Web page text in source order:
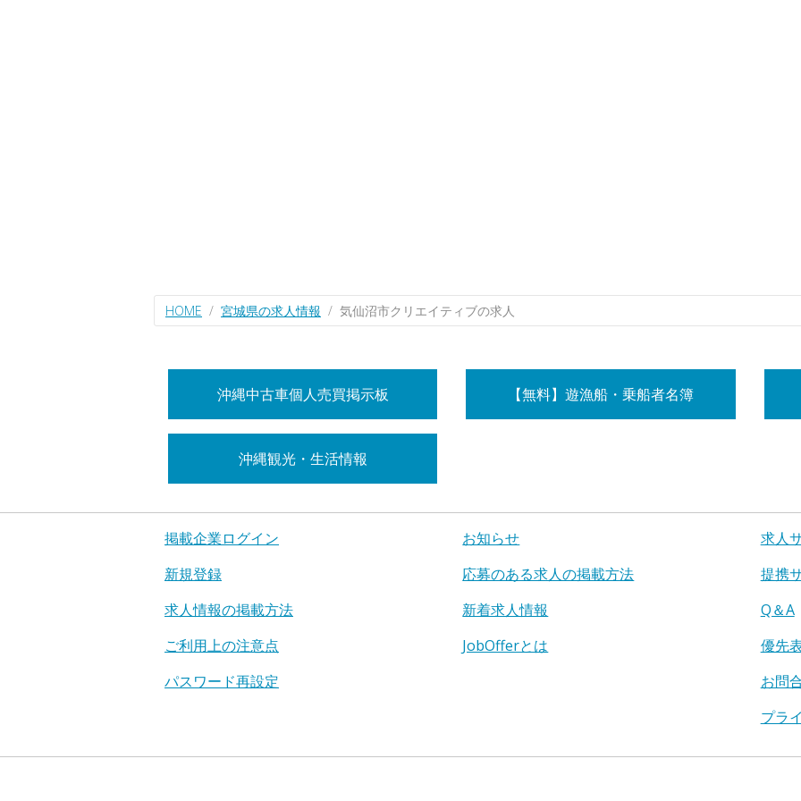
HOME 宮城県の求人情報 気仙沼市クリエイティブの求人
沖縄中古車個人売買掲示板 【無料】遊漁船・乗船者名簿
沖縄観光・生活情報
掲載企業ログイン
新規登録
求人情報の掲載方法
ご利用上の注意点
パスワード再設定
お知らせ
応募のある求人の掲載方法
新着求人情報
JobOfferとは
求人
提携
Q＆A
優先
お問
プラ